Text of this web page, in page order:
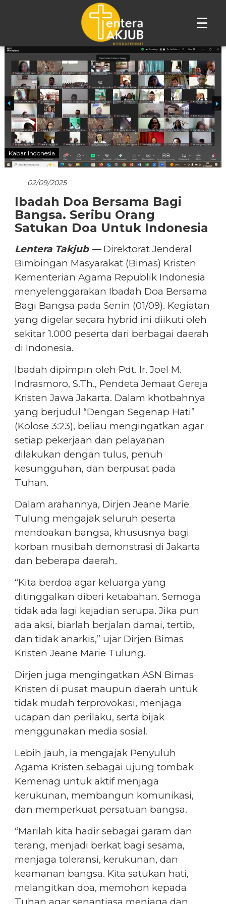
☰
Lompat
konten
Kabar Indonesia
02/09/2025
Ibadah Doa Bersama Bagi
Bangsa. Seribu Orang
Satukan Doa Untuk Indonesia
Lentera Takjub —Direktorat Jenderal
Bimbingan Masyarakat (Bimas) Kristen
Kementerian Agama Republik Indonesia
menyelenggarakan Ibadah Doa Bersama
Bagi Bangsa pada Senin (01/09). Kegiatan
yang digelar secara hybrid ini diikuti oleh
sekitar 1.000 peserta dari berbagai daerah
di Indonesia.
Ibadah dipimpin oleh Pdt. Ir. Joel M.
Indrasmoro, S.Th., Pendeta Jemaat Gereja
Kristen Jawa Jakarta. Dalam khotbahnya
yang berjudul “Dengan Segenap Hati”
(Kolose 3:23), beliau mengingatkan agar
setiap pekerjaan dan pelayanan
dilakukan dengan tulus, penuh
kesungguhan, dan berpusat pada
Tuhan.
Dalam arahannya, Dirjen Jeane Marie
Tulung mengajak seluruh peserta
mendoakan bangsa, khususnya bagi
korban musibah demonstrasi di Jakarta
dan beberapa daerah.
“Kita berdoa agar keluarga yang
ditinggalkan diberi ketabahan. Semoga
tidak ada lagi kejadian serupa. Jika pun
ada aksi, biarlah berjalan damai, tertib,
dan tidak anarkis,” ujar Dirjen Bimas
Kristen Jeane Marie Tulung.
Dirjen juga mengingatkan ASN Bimas
Kristen di pusat maupun daerah untuk
tidak mudah terprovokasi, menjaga
ucapan dan perilaku, serta bijak
menggunakan media sosial.
Lebih jauh, ia mengajak Penyuluh
Agama Kristen sebagai ujung tombak
Kemenag untuk aktif menjaga
kerukunan, membangun komunikasi,
dan memperkuat persatuan bangsa.
“Marilah kita hadir sebagai garam dan
terang, menjadi berkat bagi sesama,
menjaga toleransi, kerukunan, dan
keamanan bangsa. Kita satukan hati,
melangitkan doa, memohon kepada